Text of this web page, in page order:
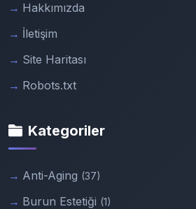
Hakkımızda
İletişim
Site Haritası
Robots.txt
Kategoriler
Anti-Aging (37)
Burun Estetiği (1)